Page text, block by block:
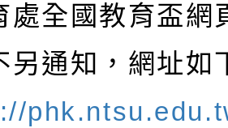
處全國教育盃網
另通知，網址如